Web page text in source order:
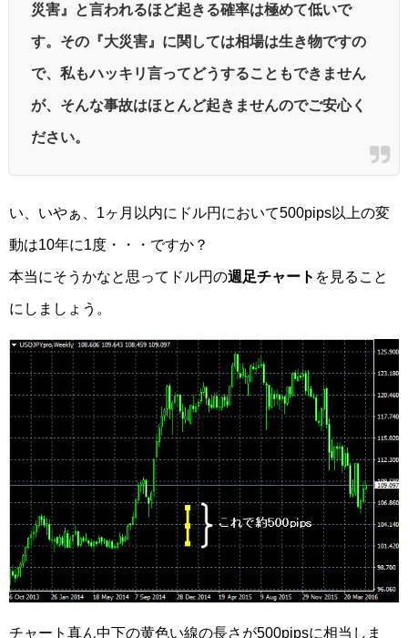
災害』と言われるほど起きる確率は極めて低いで
す。その『大災害』に関しては相場は生き物ですの
で、私もハッキリ言ってどうすることもできません
が、そんな事故はほとんど起きませんのでご安心く
ださい。
い、いやぁ、1ヶ月以内にドル円において500pips以上の変
動は10年に1度・・・ですか？
本当にそうかなと思ってドル円の週足チャート を見ること
にしましょう。
チャート真ん中下の黄色い線の長さが500pipsに相当しま